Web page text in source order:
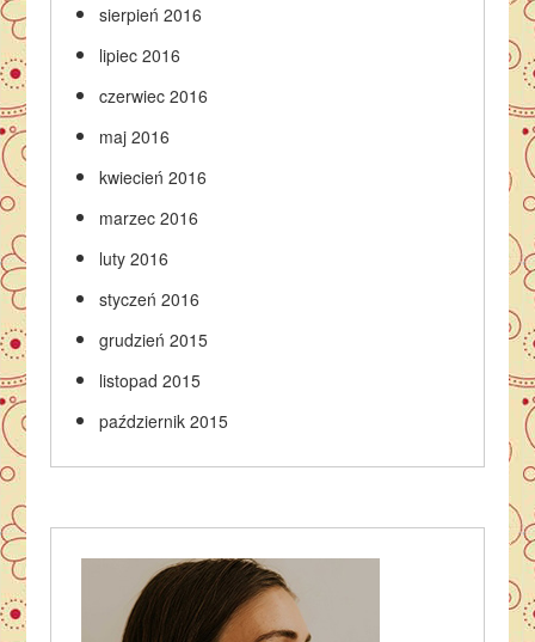
sierpień 2016
lipiec 2016
czerwiec 2016
maj 2016
kwiecień 2016
marzec 2016
luty 2016
styczeń 2016
grudzień 2015
listopad 2015
październik 2015